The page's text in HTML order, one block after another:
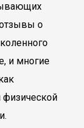
о
и многие